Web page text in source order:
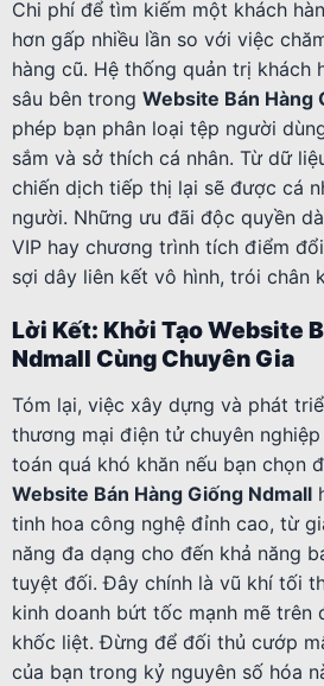
Chi phí để tìm kiếm một khách
hơn gấp nhiều lần so với việc
hàng cũ. Hệ thống quản trị khách
sâu bên trong Website Bán Hàng
phép bạn phân loại tệp người
sắm và sở thích cá nhân. Từ dữ
chiến dịch tiếp thị lại sẽ được cá
người. Những ưu đãi độc quyền
VIP hay chương trình tích điểm
sợi dây liên kết vô hình, trói chân
Lời Kết: Khởi Tạo Website
Ndmall Cùng Chuyên Gia
Tóm lại, việc xây dựng và phát
thương mại điện tử chuyên
toán quá khó khăn nếu bạn chọn
Website Bán Hàng Giống Ndmall
tinh hoa công nghệ đỉnh cao, từ
năng đa dạng cho đến khả năng
tuyệt đối. Đây chính là vũ khí tối
kinh doanh bứt tốc mạnh mẽ trên
khốc liệt. Đừng để đối thủ cướp
của bạn trong kỷ nguyên số hóa